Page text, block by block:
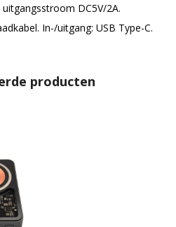
DC5V/2A.
In-/uitgang: USB Type-C.
producten